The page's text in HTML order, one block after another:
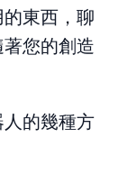
東西，聊
您的創造
的幾種方